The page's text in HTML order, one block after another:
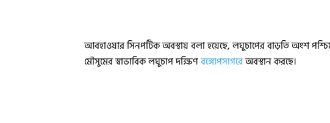
আবহাওয়ার সিনপটিক অবস্থায় বলা হয়েছে, লঘুচাপের বাড়তি অংশ
মৌসুমের স্বাভাবিক লঘুচাপ দক্ষিণবঙ্গোপসাগরেঅবস্থান করছে।